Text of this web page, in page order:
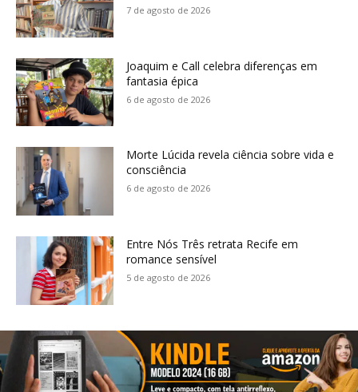
7 de agosto de 2026
Joaquim e Call celebra diferenças em
fantasia épica
6 de agosto de 2026
Morte Lúcida revela ciência sobre vida e
consciência
6 de agosto de 2026
Entre Nós Três retrata Recife em
romance sensível
5 de agosto de 2026